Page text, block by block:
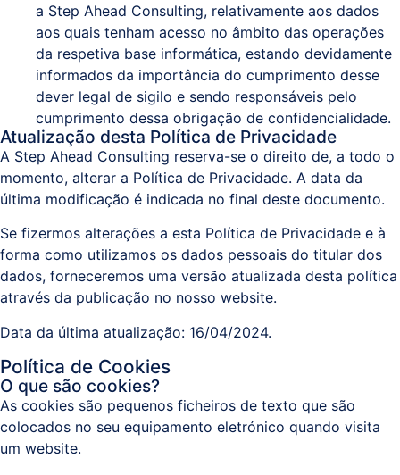
a Step Ahead Consulting, relativamente aos dados
aos quais tenham acesso no âmbito das operações
da respetiva base informática, estando devidamente
informados da importância do cumprimento desse
dever legal de sigilo e sendo responsáveis pelo
cumprimento dessa obrigação de confidencialidade.
Atualização desta Política de Privacidade
A Step Ahead Consulting reserva-se o direito de, a todo o
momento, alterar a Política de Privacidade. A data da
última modificação é indicada no final deste documento.
Se fizermos alterações a esta Política de Privacidade e à
forma como utilizamos os dados pessoais do titular dos
dados, forneceremos uma versão atualizada desta política
através da publicação no nosso website.
Data da última atualização: 16/04/2024.
Política de Cookies
O que são cookies?
As cookies são pequenos ficheiros de texto que são
colocados no seu equipamento eletrónico quando visita
um website.